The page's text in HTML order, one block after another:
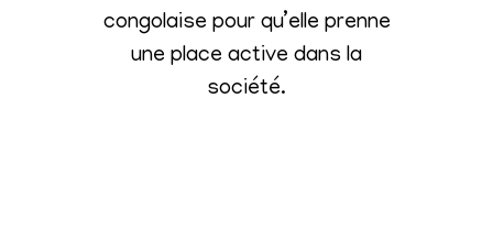
congolaise pour qu’elle prenne
une place active dans la
société.